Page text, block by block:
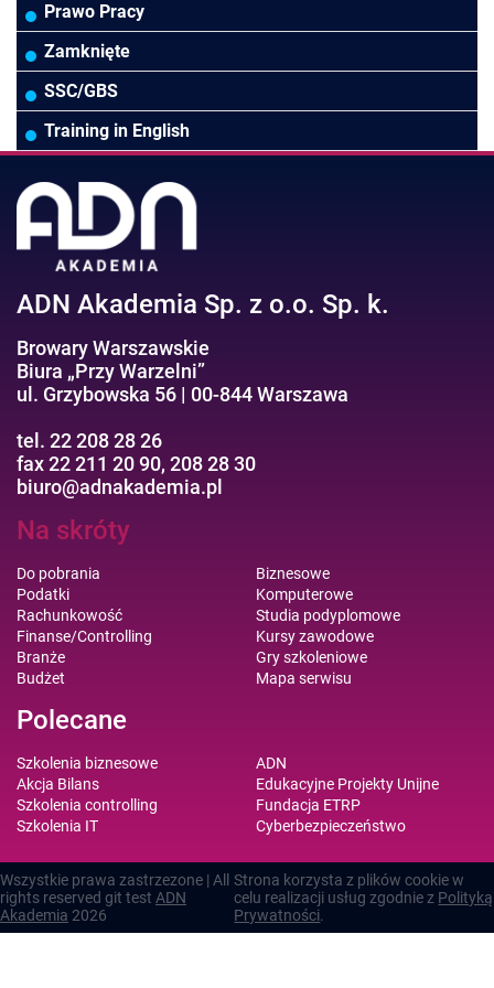
Rady Nadzorcze/Zarząd
Biura rachunkowe
TSL
Ubezpieczenia
Wodociągi/Kanalizacja
Pozostałe branże
Prawo
Podatki
Pozostałe
Zarządzanie projektami/Procesami
HR/Zarządzanie Kapitałem Ludzkim
Prawo pracy
Asystentka/Sekretarka
Efektywność osobista//Wellbeing
MS Excel/Makra/VBA
Online Power BI/Power Query/Dashboardy
MS 365/SharePoint/Bazy danych
MS Project/Word/PowerPoint
Prawo Pracy
Zamknięte
SSC/GBS
Training in English
ADN Akademia Sp. z o.o. Sp. k.
Browary Warszawskie
Biura „Przy Warzelni”
ul. Grzybowska 56 | 00-844 Warszawa
tel. 22 208 28 26
fax 22 211 20 90, 208 28 30
biuro@adnakademia.pl
Na skróty
Do pobrania
Podatki
Rachunkowość
Finanse/Controlling
Branże
Budżet
Biznesowe
Komputerowe
Studia podyplomowe
Kursy zawodowe
Gry szkoleniowe
Mapa serwisu
Polecane
Szkolenia biznesowe
Akcja Bilans
Szkolenia controlling
Szkolenia IT
ADN
Edukacyjne Projekty Unijne
Fundacja ETRP
Cyberbezpieczeństwo
Wszystkie prawa zastrzezone | All
rights reserved git test ADN
Akademia 2026
Strona korzysta z plików cookie w
celu realizacji usług zgodnie z Polityką
Prywatności.